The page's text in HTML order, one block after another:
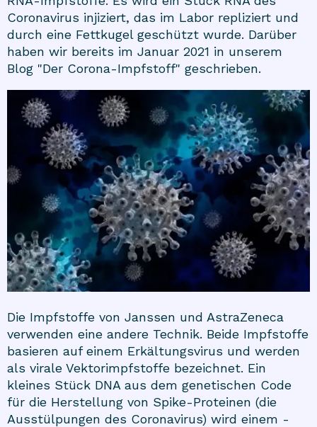
Coronavirus injiziert, das im Labor repliziert und
durch eine Fettkugel geschützt wurde. Darüber
haben wir bereits im Januar 2021 in unserem
Blog "Der Corona-Impfstoff" geschrieben.
Die Impfstoffe von Janssen und AstraZeneca
verwenden eine andere Technik. Beide Impfstoffe
basieren auf einem Erkältungsvirus und werden
als virale Vektorimpfstoffe bezeichnet. Ein
kleines Stück DNA aus dem genetischen Code
für die Herstellung von Spike-Proteinen (die
Ausstülpungen des Coronavirus) wird einem -